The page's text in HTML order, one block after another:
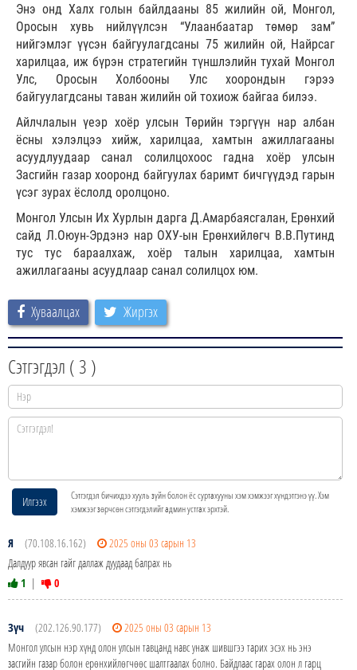
Энэ онд Халх голын байлдааны 85 жилийн ой, Монгол,
Оросын хувь нийлүүлсэн “Улаанбаатар төмөр зам”
нийгэмлэг үүсэн байгуулагдсаны 75 жилийн ой, Найрсаг
харилцаа, иж бүрэн стратегийн түншлэлийн тухай Монгол
Улс, Оросын Холбооны Улс хоорондын гэрээ
байгуулагдсаны таван жилийн ой тохиож байгаа билээ.
Айлчлалын үеэр хоёр улсын Төрийн тэргүүн нар албан
ёсны хэлэлцээ хийж, харилцаа, хамтын ажиллагааны
асуудлуудаар санал солилцохоос гадна хоёр улсын
Засгийн газар хооронд байгуулах баримт бичгүүдэд гарын
үсэг зурах ёслолд оролцоно.
Монгол Улсын Их Хурлын дарга Д.Амарбаясгалан, Ерөнхий
сайд Л.Оюун-Эрдэнэ нар ОХУ-ын Ерөнхийлөгч В.В.Путинд
тус тус бараалхаж, хоёр талын харилцаа, хамтын
ажиллагааны асуудлаар санал солилцох юм.
Хуваалцах Жиргэх
Сэтгэгдэл ( 3 )
Илгээх
Сэтгэгдэл бичихдээ хууль зүйн болон ёс суртахууны хэм хэмжээг хүндэтгэнэ үү. Хэм
хэмжээг зөрчсөн сэтгэгдэлийг админ устгах эрхтэй.
Я (70.108.16.162)
2025 оны 03 сарын 13
Далдуур явсан гайг даллаж дуудаад балрах нь
1 | 0
Зүч (202.126.90.177)
2025 оны 03 сарын 13
Монгол улсын нэр хүнд олон улсын тавцанд навс унаж шившгээ тарих эсэх нь энэ
засгийн газар болон ерөнхийлөгчөөс шалтгаалах болно. Байдлаас гарах олон л гарц